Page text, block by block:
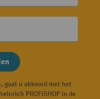
gaat u akkoord met het
PROFISHOP in de